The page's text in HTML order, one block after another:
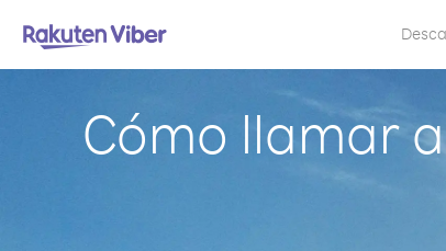
Cómo llamar